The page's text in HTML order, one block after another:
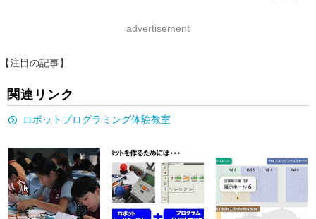
advertisement
【注目の記事】
関連リンク
ロボットプログラミング体験教室